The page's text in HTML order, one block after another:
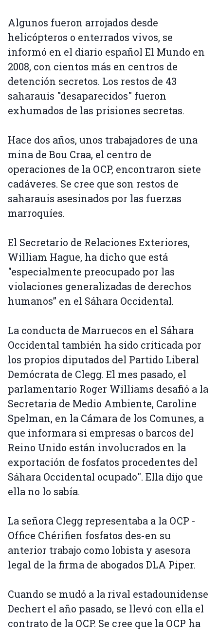
Algunos fueron arrojados desde
helicópteros o enterrados vivos, se
informó en el diario español El Mundo en
2008, con cientos más en centros de
detención secretos. Los restos de 43
saharauis "desaparecidos" fueron
exhumados de las prisiones secretas.
Hace dos años, unos trabajadores de una
mina de Bou Craa, el centro de
operaciones de la OCP, encontraron siete
cadáveres. Se cree que son restos de
saharauis asesinados por las fuerzas
marroquíes.
El Secretario de Relaciones Exteriores,
William Hague, ha dicho que está
"especialmente preocupado por las
violaciones generalizadas de derechos
humanos” en el Sáhara Occidental.
La conducta de Marruecos en el Sáhara
Occidental también ha sido criticada por
los propios diputados del Partido Liberal
Demócrata de Clegg. El mes pasado, el
parlamentario Roger Williams desafió a la
Secretaria de Medio Ambiente, Caroline
Spelman, en la Cámara de los Comunes, a
que informara si empresas o barcos del
Reino Unido están involucrados en la
exportación de fosfatos procedentes del
Sáhara Occidental ocupado". Ella dijo que
ella no lo sabía.
La señora Clegg representaba a la OCP -
Office Chérifien fosfatos des-en su
anterior trabajo como lobista y asesora
legal de la firma de abogados DLA Piper.
Cuando se mudó a la rival estadounidense
Dechert el año pasado, se llevó con ella el
contrato de la OCP. Se cree que la OCP ha